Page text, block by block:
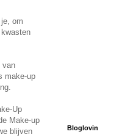
om
van
make-up
Up
Make-up
blijven
Bloglovin